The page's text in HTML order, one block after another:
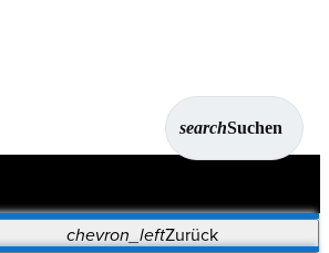
searchSuchen
chevron_leftZurück